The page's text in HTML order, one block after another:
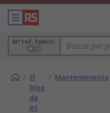
Nº ref. fabric.
/ El
blog
de
RS
/ Mantenimiento